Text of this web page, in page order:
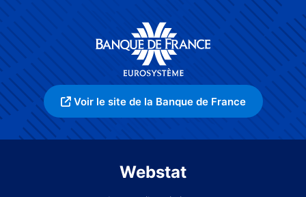
Voir le site de la Banque de France
Webstat